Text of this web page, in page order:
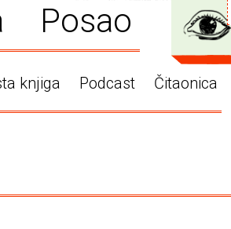
Posao
knjiga Podcast Čitaonica